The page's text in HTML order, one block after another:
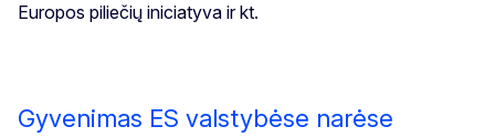
Europos piliečių iniciatyva ir kt.
Gyvenimas ES valstybėse narėse